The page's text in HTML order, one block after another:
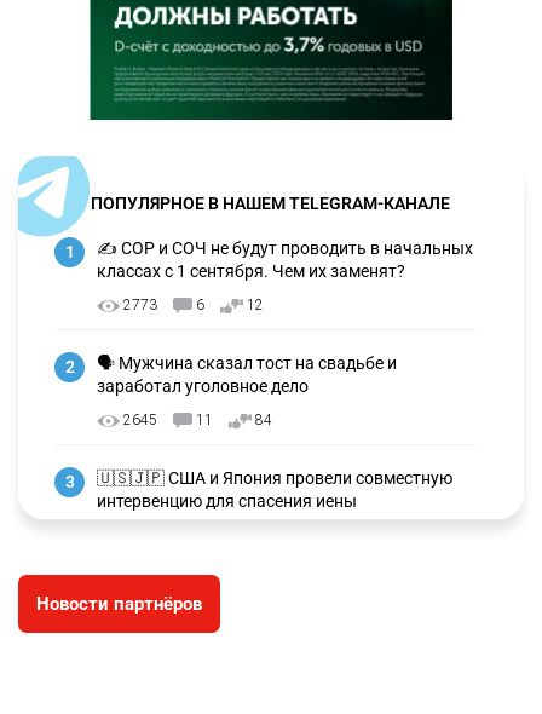
ПОПУЛЯРНОЕ В НАШЕМ TELEGRAM-КАНАЛЕ
1
✍️ СОР и СОЧ не будут проводить в начальных
классах с 1 сентября. Чем их заменят?
2773 6 12
2
🗣 Мужчина сказал тост на свадьбе и
заработал уголовное дело
2645 11 84
3
🇺🇸🇯🇵 США и Япония провели совместную
интервенцию для спасения иены
4
💬 Димаш Кудайберген ответил на критику
нового клипа
Новости партнёров